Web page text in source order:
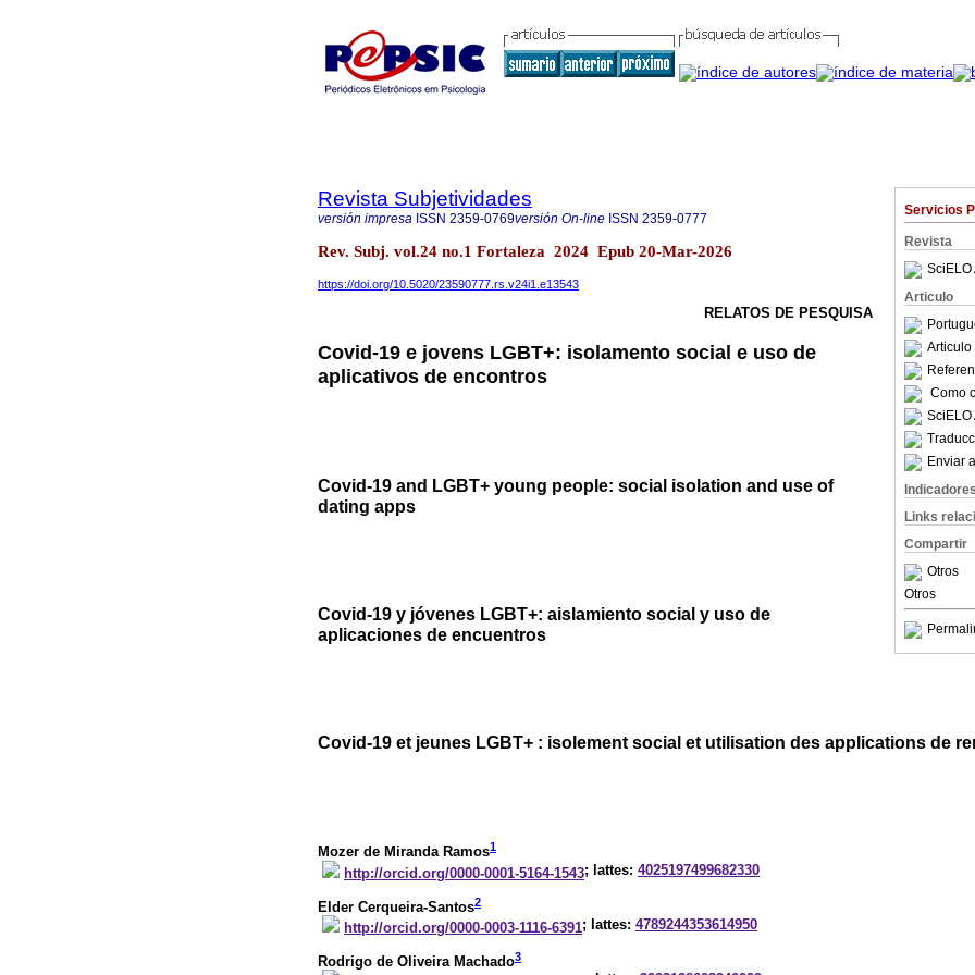
Servicios
Revista
SciELO
Articulo
Articulo
Como
SciELO
Enviar
Indicadores
Links
Compartir
Otros
Otros
Revista Subjetividades
versión impresa ISSN 2359-0769versión On-line ISSN 2359-0777
Rev. Subj. vol.24 no.1 Fortaleza 2024 Epub 20-Mar-2026
https://doi.org/10.5020/23590777.rs.v24i1.e13543
RELATOS DE PESQUISA
Covid-19 e jovens LGBT+: isolamento social e uso de
aplicativos de encontros
Covid-19 and LGBT+ young people: social isolation and use of
dating apps
Covid-19 y jóvenes LGBT+: aislamiento social y uso de
aplicaciones de encuentros
Covid-19 et jeunes LGBT+ : isolement social et utilisation des applications de
Mozer de Miranda Ramos1
http://orcid.org/0000-0001-5164-1543; lattes: 4025197499682330
Elder Cerqueira-Santos2
http://orcid.org/0000-0003-1116-6391; lattes: 4789244353614950
Rodrigo de Oliveira Machado3